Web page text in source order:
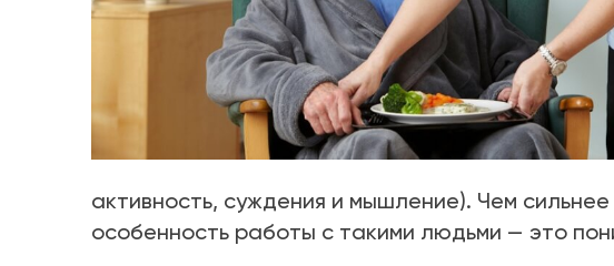
активность, суждения и мышление). Чем
особенность работы с такими людьми — это